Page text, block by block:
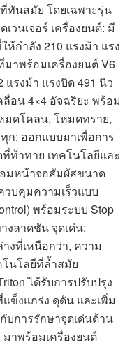
ทันสมัย โดยเฉพาะรุ่น
วนเจอร์ เครื่องยนต์: มี
ห้กำลัง 210 แรงม้า แรง
มาพร้อมเครื่องยนต์ V6
แรงม้า แรงบิด 491 นิว
อน 4×4 อัจฉริยะ พร้อม
ดโคลน, โหมดทราย,
ก: ออกแบบมาเพื่อการ
ท้าทาย เทคโนโลยีและ
มหน้าจอสัมผัสขนาด
บคุมความเร็วแบบ
พร้อมระบบ Stop
งลาดชัน จุดเด่น:
งที่เหนือกว่า, ความ
นโลยีที่ล้ำสมัย
ได้รับการปรับปรุง
ข็งแกร่ง ดุดัน และเพิ่ม
การรักษาจุดเด่นด้าน
าพร้อมเครื่องยนต์